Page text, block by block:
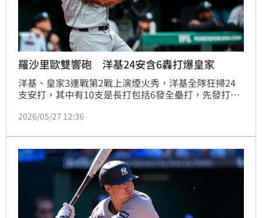
羅沙里歐雙響砲 洋基24安含6轟打爆皇家
洋基、皇家3連戰第2戰上演煙火秀，洋基全隊狂掃24
支安打，其中有10支是長打包括6發全壘打，先發打線
2026/05/27 12:36